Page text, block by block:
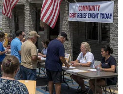
18/8 để thảo luận về
thương mại của Trung
biến động trên thị
chứng khoán Mỹ giảm
cong lợi suất trái phiếu